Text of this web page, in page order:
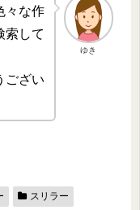
ゆき
々な作
索して
ござい
スリラー